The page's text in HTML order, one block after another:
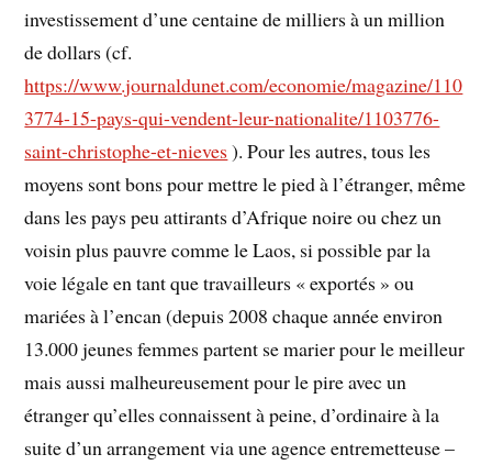
investissement d’une centaine de milliers à un million
de dollars (cf.
https://www.journaldunet.com/economie/magazine/110
3774-15-pays-qui-vendent-leur-nationalite/1103776-
saint-christophe-et-nieves ). Pour les autres, tous les
moyens sont bons pour mettre le pied à l’étranger, même
dans les pays peu attirants d’Afrique noire ou chez un
voisin plus pauvre comme le Laos, si possible par la
voie légale en tant que travailleurs « exportés » ou
mariées à l’encan (depuis 2008 chaque année environ
13.000 jeunes femmes partent se marier pour le meilleur
mais aussi malheureusement pour le pire avec un
étranger qu’elles connaissent à peine, d’ordinaire à la
suite d’un arrangement via une agence entremetteuse –